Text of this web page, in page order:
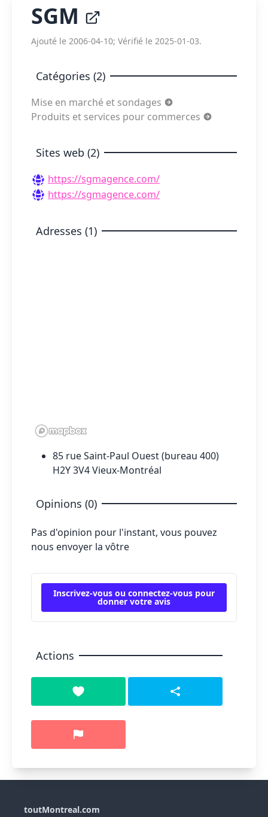
SGM
Ajouté le 2006-04-10; Vérifié le 2025-01-03.
Catégories (2)
Mise en marché et sondages
Produits et services pour commerces
Sites web (2)
https://sgmagence.com/
https://sgmagence.com/
Adresses (1)
85 rue Saint-Paul Ouest (bureau 400)
H2Y 3V4 Vieux-Montréal
Opinions (0)
Pas d'opinion pour l'instant, vous pouvez
nous envoyer la vôtre
Inscrivez-vous ou connectez-vous pour
donner votre avis
Actions
toutMontreal.com